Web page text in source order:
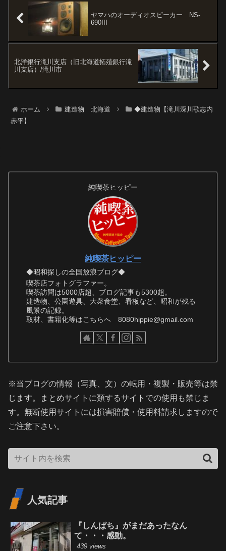
灯油タンク。小さい頃、まさに
こういうと...
ヤマハのオーディオスピーカー NS-
690III
北洋銀行滝川支店（旧北海道拓殖銀行滝
川支店）/滝川市
ホーム 建造物 北海道
◆建造物【滝川深川歌志内
赤平】
純喫茶ヒッピー
純喫茶ヒッピー
◆昭和探しの全国放浪ブログ◆
喫茶店フォトグラファー。
喫茶訪問は5000店超、ブログ記事も5300超。
建造物、公園遊具、大衆食堂、看板など、昭和が残る
風景の記録。
取材、書籍化等はこちらへ 8080hippie@gmail.com
※当ブログの情報（写真、文）の転用・複製・販売等は禁
じます。まとめサイトに類するサイトでの使用も禁じま
す。無断使用サイトには損害賠償・使用料請求しますので
ご注意下さい。
人気記事
『しんぱち』がまだあったなん
て・・・感動。
439 views